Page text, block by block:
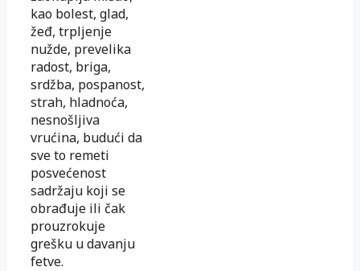
kao bolest, glad,
žeđ, trpljenje
nužde, prevelika
radost, briga,
srdžba, pospanost,
strah, hladnoća,
nesnošljiva
vrućina, budući da
sve to remeti
posvećenost
sadržaju koji se
obrađuje ili čak
prouzrokuje
grešku u davanju
fetve.